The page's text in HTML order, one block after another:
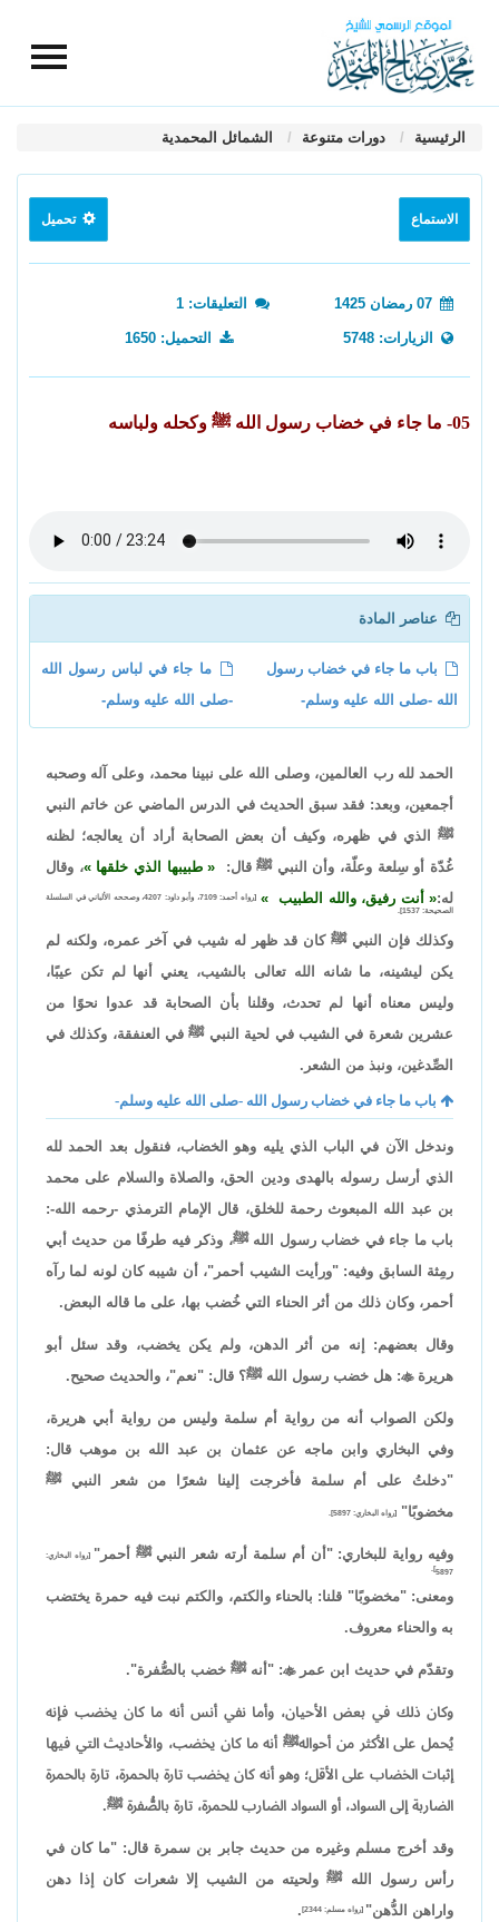
الرئيسية دورات متنوعة الشمائل المحمدية
الاستماع تحميل
التعليقات: 1
الزيارات: 5748 التحميل: 1650
05- ما جاء في خضاب رسول الله ﷺ وكحله ولباسه
عناصر المادة
باب ما جاء في خضاب رسول
الله -صلى الله عليه وسلم-
ما جاء في لباس رسول الله
-صلى الله عليه وسلم-
الحمد لله رب العالمين، وصلى الله على نبينا محمد، وعلى آله وصحبه
أجمعين، وبعد: فقد سبق الحديث في الدرس الماضي عن خاتم النبي
ﷺ الذي في ظهره، وكيف أن بعض الصحابة أراد أن يعالجه؛ لظنه
غُدّة أو سِلعة وعلّة، وأن النبي ﷺ قال:
طبيبها الذي خلقها ، وقال
له:
أنت رفيق، والله الطبيب
[رواه أحمد: 7109، وأبو داود: 4207، وصححه الألباني في السلسلة
الصحيحة: 1537].
وكذلك فإن النبي ﷺ كان قد ظهر له شيب في آخر عمره، ولكنه لم
يكن ليشينه، ما شانه الله تعالى بالشيب، يعني أنها لم تكن عيبًا،
وليس معناه أنها لم تحدث، وقلنا بأن الصحابة قد عدوا نحوًا من
عشرين شعرة في الشيب في لحية النبي ﷺ في العنفقة، وكذلك في
الصِّدغين، ونبذ من الشعر.
باب ما جاء في خضاب رسول الله -صلى الله عليه وسلم-
وندخل الآن في الباب الذي يليه وهو الخضاب، فنقول بعد الحمد لله
الذي أرسل رسوله بالهدى ودين الحق، والصلاة والسلام على محمد
بن عبد الله المبعوث رحمة للخلق، قال الإمام الترمذي -رحمه الله-:
باب ما جاء في خضاب رسول الله ﷺ، وذكر فيه طرفًا من حديث أبي
رمِثة السابق وفيه: "ورأيت الشيب أحمر"، أن شيبه كان لونه لما رآه
أحمر، وكان ذلك من أثر الحناء التي خُضب بها، على ما قاله البعض.
وقال بعضهم: إنه من أثر الدهن، ولم يكن يخضب، وقد سئل أبو
هريرة: هل خضب رسول الله ﷺ؟ قال: "نعم"، والحديث صحيح.
ولكن الصواب أنه من رواية أم سلمة وليس من رواية أبي هريرة،
وفي البخاري وابن ماجه عن عثمان بن عبد الله بن موهب قال:
"دخلتُ على أم سلمة فأخرجت إلينا شعرًا من شعر النبي ﷺ
مخضوبًا" [رواه البخاري: 5897].
وفيه رواية للبخاري: "أن أم سلمة أرته شعر النبي ﷺ أحمر" [رواه البخاري:
5897].
ومعنى: "مخضوبًا" قلنا: بالحناء والكتم، والكتم نبت فيه حمرة يختضب
به والحناء معروف.
وتقدّم في حديث ابن عمر: "أنه ﷺ خضب بالصُّفرة".
وكان ذلك في بعض الأحيان، وأما نفي أنس أنه ما كان يخضب فإنه
يُحمل على الأكثر من أحوالهﷺ أنه ما كان يخضب، والأحاديث التي فيها
إثبات الخضاب على الأقل؛ وهو أنه كان يخضب تارة بالحمرة، تارة بالحمرة
الضاربة إلى السواد، أو السواد الضارب للحمرة، تارة بالصُّفرة ﷺ.
وقد أخرج مسلم وغيره من حديث جابر بن سمرة قال: "ما كان في
رأس رسول الله ﷺ ولحيته من الشيب إلا شعرات كان إذا دهن
واراهن الدُّهن" [رواه مسلم: 2344] .